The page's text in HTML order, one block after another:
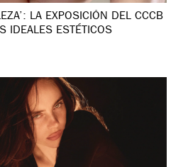
LA EXPOSICIÓN DEL CCCB
IDEALES ESTÉTICOS